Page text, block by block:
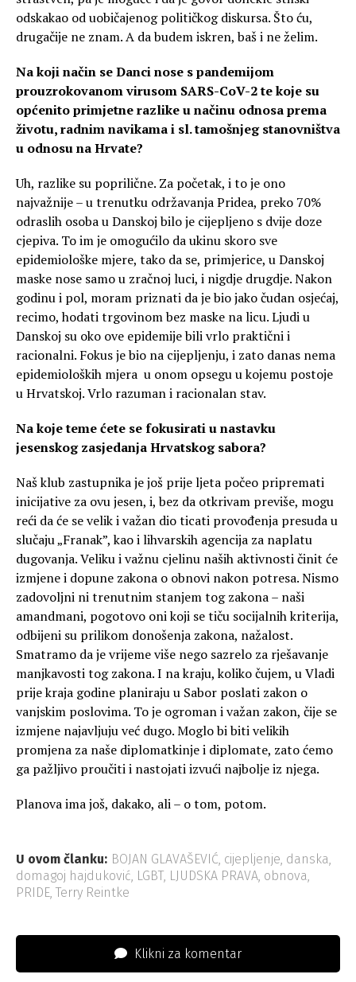
odskakao od uobičajenog političkog diskursa. Što ću,
drugačije ne znam. A da budem iskren, baš i ne želim.
Na koji način se Danci nose s pandemijom
prouzrokovanom virusom SARS-CoV-2 te koje su
općenito primjetne razlike u načinu odnosa prema
životu, radnim navikama i sl. tamošnjeg stanovništva
u odnosu na Hrvate?
Uh, razlike su poprilične. Za početak, i to je ono
najvažnije – u trenutku održavanja Pridea, preko 70%
odraslih osoba u Danskoj bilo je cijepljeno s dvije doze
cjepiva. To im je omogućilo da ukinu skoro sve
epidemiološke mjere, tako da se, primjerice, u Danskoj
maske nose samo u zračnoj luci, i nigdje drugdje. Nakon
godinu i pol, moram priznati da je bio jako čudan osjećaj,
recimo, hodati trgovinom bez maske na licu. Ljudi u
Danskoj su oko ove epidemije bili vrlo praktični i
racionalni. Fokus je bio na cijepljenju, i zato danas nema
epidemioloških mjera u onom opsegu u kojemu postoje
u Hrvatskoj. Vrlo razuman i racionalan stav.
Na koje teme ćete se fokusirati u nastavku
jesenskog zasjedanja Hrvatskog sabora?
Naš klub zastupnika je još prije ljeta počeo pripremati
inicijative za ovu jesen, i, bez da otkrivam previše, mogu
reći da će se velik i važan dio ticati provođenja presuda u
slučaju „Franak”, kao i lihvarskih agencija za naplatu
dugovanja. Veliku i važnu cjelinu naših aktivnosti činit će
izmjene i dopune zakona o obnovi nakon potresa. Nismo
zadovoljni ni trenutnim stanjem tog zakona – naši
amandmani, pogotovo oni koji se tiču socijalnih kriterija,
odbijeni su prilikom donošenja zakona, nažalost.
Smatramo da je vrijeme više nego sazrelo za rješavanje
manjkavosti tog zakona. I na kraju, koliko čujem, u Vladi
prije kraja godine planiraju u Sabor poslati zakon o
vanjskim poslovima. To je ogroman i važan zakon, čije se
izmjene najavljuju već dugo. Moglo bi biti velikih
promjena za naše diplomatkinje i diplomate, zato ćemo
ga pažljivo proučiti i nastojati izvući najbolje iz njega.
Planova ima još, dakako, ali – o tom, potom.
U ovom članku: BOJAN GLAVAŠEVIĆ, cijepljenje, danska,
domagoj hajduković, LGBT, LJUDSKA PRAVA, obnova,
PRIDE, Terry Reintke
Klikni za komentar